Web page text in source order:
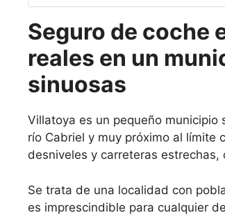
Seguro de coche
reales en un
sinuosas
Villatoya es un pequeño
río Cabriel y muy próximo al límite
desniveles y carreteras
Se trata de una localidad con
es imprescindible para cualquier